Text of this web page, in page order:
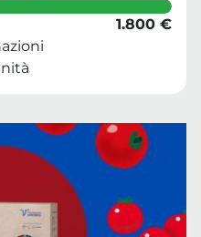
1.800 €